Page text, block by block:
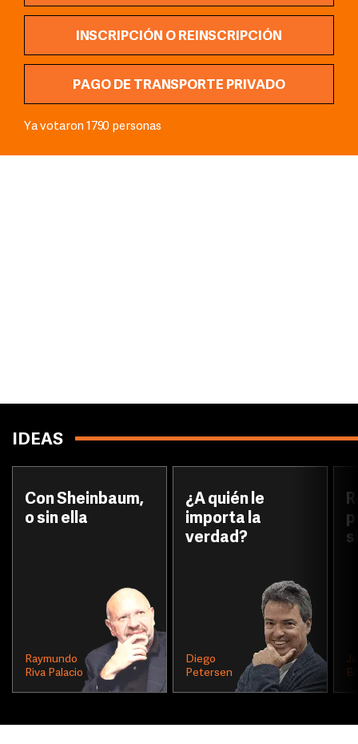
INSCRIPCIÓN O REINSCRIPCIÓN
PAGO DE TRANSPORTE PRIVADO
Ya votaron 1790 personas
IDEAS
Con Sheinbaum,
o sin ella
Raymundo
Riva Palacio
¿A quién le
importa la
verdad?
Diego
Petersen